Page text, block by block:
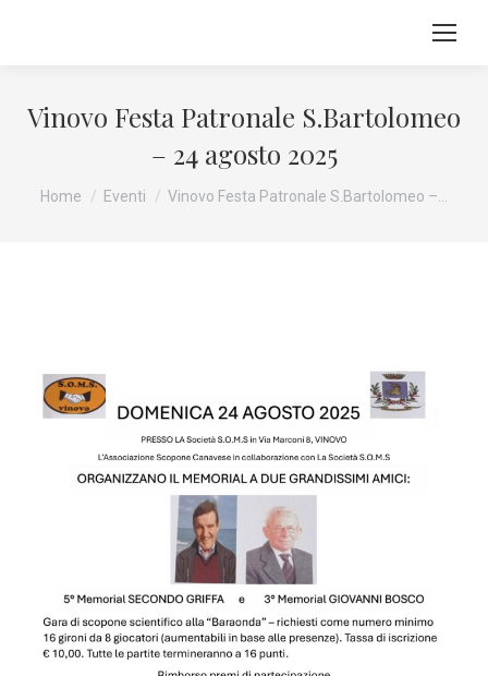
Vinovo Festa Patronale S.Bartolomeo
– 24 agosto 2025
Tu sei qui:
Home Eventi Vinovo Festa Patronale S.Bartolomeo –…